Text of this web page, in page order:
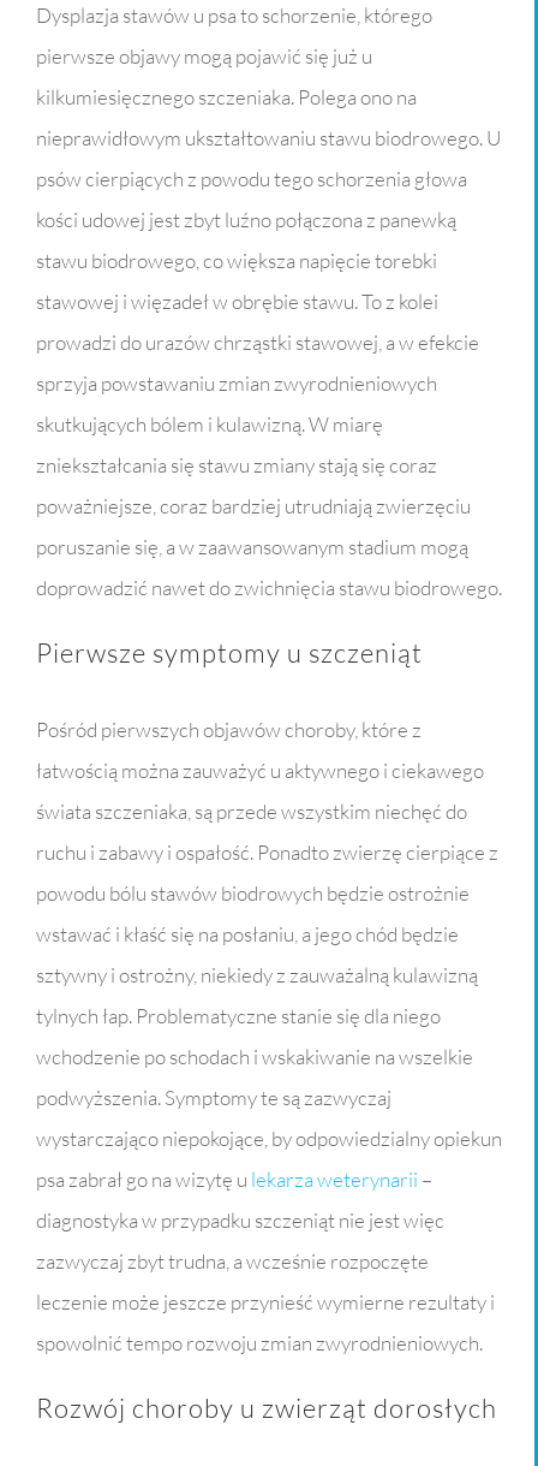
Dysplazja stawów u psa to schorzenie, którego
pierwsze objawy mogą pojawić się już u
kilkumiesięcznego szczeniaka. Polega ono na
nieprawidłowym ukształtowaniu stawu biodrowego. U
psów cierpiących z powodu tego schorzenia głowa
kości udowej jest zbyt luźno połączona z panewką
stawu biodrowego, co większa napięcie torebki
stawowej i więzadeł w obrębie stawu. To z kolei
prowadzi do urazów chrząstki stawowej, a w efekcie
sprzyja powstawaniu zmian zwyrodnieniowych
skutkujących bólem i kulawizną. W miarę
zniekształcania się stawu zmiany stają się coraz
poważniejsze, coraz bardziej utrudniają zwierzęciu
poruszanie się, a w zaawansowanym stadium mogą
doprowadzić nawet do zwichnięcia stawu biodrowego.
Pierwsze symptomy u szczeniąt
Pośród pierwszych objawów choroby, które z
łatwością można zauważyć u aktywnego i ciekawego
świata szczeniaka, są przede wszystkim niechęć do
ruchu i zabawy i ospałość. Ponadto zwierzę cierpiące z
powodu bólu stawów biodrowych będzie ostrożnie
wstawać i kłaść się na posłaniu, a jego chód będzie
sztywny i ostrożny, niekiedy z zauważalną kulawizną
tylnych łap. Problematyczne stanie się dla niego
wchodzenie po schodach i wskakiwanie na wszelkie
podwyższenia. Symptomy te są zazwyczaj
wystarczająco niepokojące, by odpowiedzialny opiekun
psa zabrał go na wizytę u lekarza weterynarii –
diagnostyka w przypadku szczeniąt nie jest więc
zazwyczaj zbyt trudna, a wcześnie rozpoczęte
leczenie może jeszcze przynieść wymierne rezultaty i
spowolnić tempo rozwoju zmian zwyrodnieniowych.
Rozwój choroby u zwierząt dorosłych